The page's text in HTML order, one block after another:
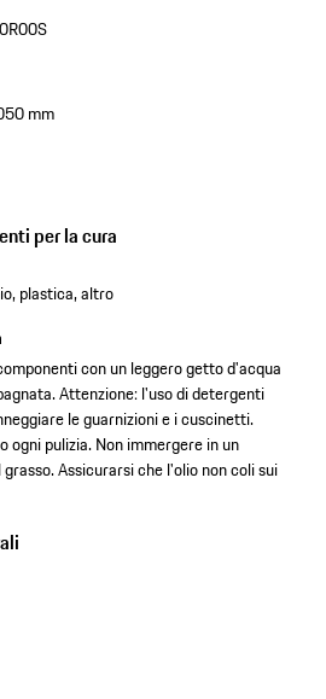
mm
per la cura
plastica, altro
con un leggero getto d'acqua
Attenzione: l'uso di detergenti
le guarnizioni e i cuscinetti.
ogni pulizia. Non immergere in un
Assicurarsi che l'olio non coli sui